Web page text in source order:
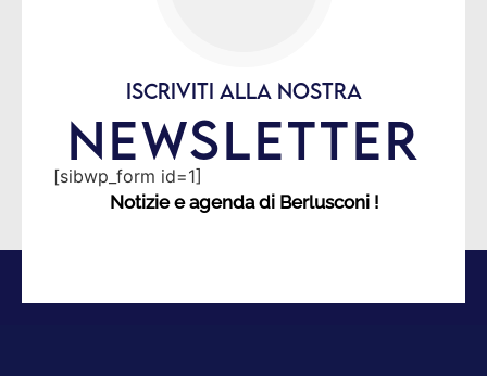
ISCRIVITI ALLA NOSTRA
NEWSLETTER
[sibwp_form id=1]
Notizie e agenda di Berlusconi !